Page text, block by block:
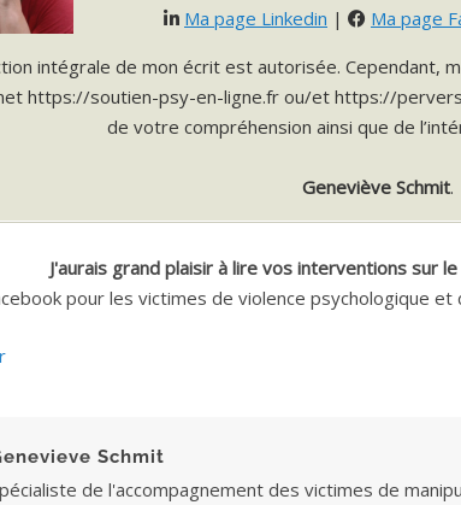
Ma page Linkedin | Ma page
intégrale de mon écrit est autorisée. Cependant,
https://soutien-psy-en-ligne.fr ou/et https://
de votre compréhension ainsi que de
Geneviève Schmit.
J'aurais grand plaisir à lire vos interventions sur
pour les victimes de violence psychologique
Schmit
de l'accompagnement des victimes de